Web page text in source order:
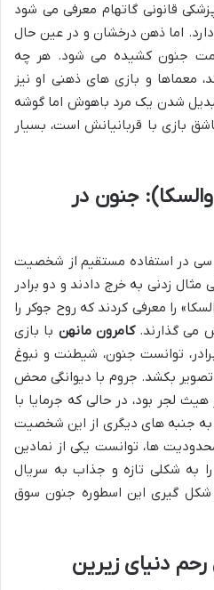
قانونی گاتهام معرفی می شود
اما ذهن درخشان و در عین حال
سمت جنون کشیده می شود. هر چه
و بازی های ذهنی او نیز
شدن یک مرد باهوش اما گوشه
بازی با قربانیانش است، بسیار
جنون در
در استفاده مستقیم از شخصیت
مثال زدنی به خرج دادند و دو برادر
را معرفی کردند که روح جوکر را
می گذارند.کامرون مانهن با بازی
توانست جنون، شیطنت و نبوغ
تصویر بکشد. جروم با دیوانگی محض
لجر بود، در حالی که جرمایا با
به جنبه های دیگری از این شخصیت
ها، توانست یکی از نمادین
به شکلی تازه و جذاب به سریال
شکل گیری این اسطوره جنون سوق
دنیای زیرین